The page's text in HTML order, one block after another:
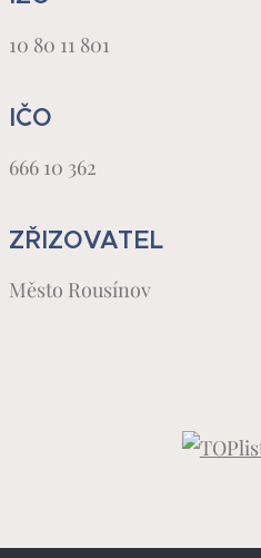
10 80 11 801
IČO
666 10 362
ZŘIZOVATEL
Město Rousínov